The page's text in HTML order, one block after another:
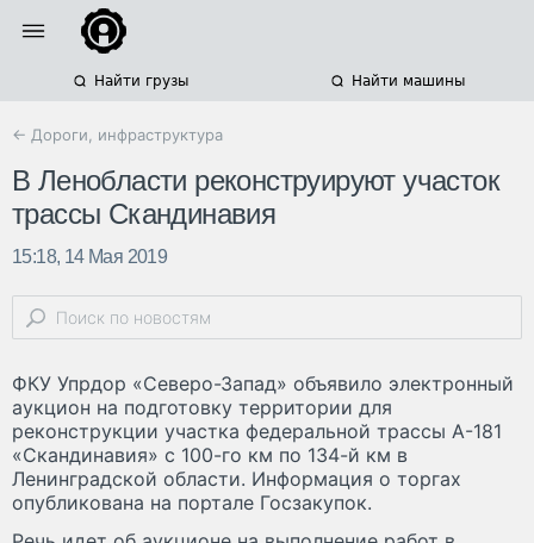
Найти грузы Найти машины
← Дороги, инфраструктура
В Ленобласти реконструируют участок
трассы Скандинавия
15:18, 14 Мая 2019
ФКУ Упрдор «Северо-Запад» объявило электронный
аукцион на подготовку территории для
реконструкции участка федеральной трассы А-181
«Скандинавия» с 100-го км по 134-й км в
Ленинградской области. Информация о торгах
опубликована на портале Госзакупок.